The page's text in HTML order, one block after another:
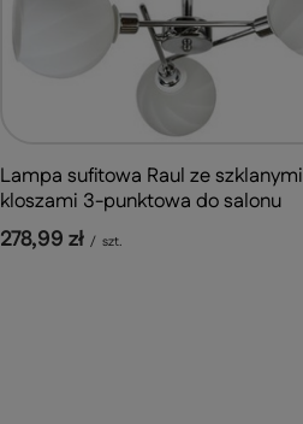
Lampa sufitowa Raul ze szklanymi
kloszami 3-punktowa do salonu
278,99 zł / szt.